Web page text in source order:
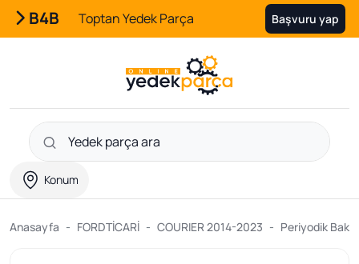
B4B Toptan Yedek Parça Başvuru yap
Konum
Anasayfa FORDTİCARİ COURIER 2014-2023 Periyodik